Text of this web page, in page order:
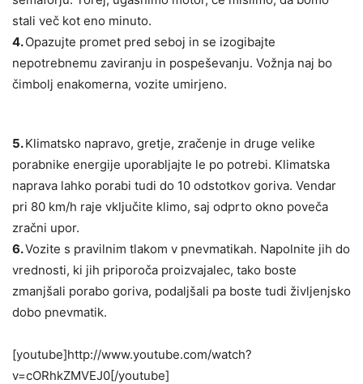
stali več kot eno minuto.
4.Opazujte promet pred seboj in se izogibajte
nepotrebnemu zaviranju in pospeševanju. Vožnja naj bo
čimbolj enakomerna, vozite umirjeno.
5.Klimatsko napravo, gretje, zračenje in druge velike
porabnike energije uporabljajte le po potrebi. Klimatska
naprava lahko porabi tudi do 10 odstotkov goriva. Vendar
pri 80 km/h raje vključite klimo, saj odprto okno poveča
zračni upor.
6.Vozite s pravilnim tlakom v pnevmatikah. Napolnite jih do
vrednosti, ki jih priporoča proizvajalec, tako boste
zmanjšali porabo goriva, podaljšali pa boste tudi življenjsko
dobo pnevmatik.
[youtube]http://www.youtube.com/watch?
v=cORhkZMVEJ0[/youtube]